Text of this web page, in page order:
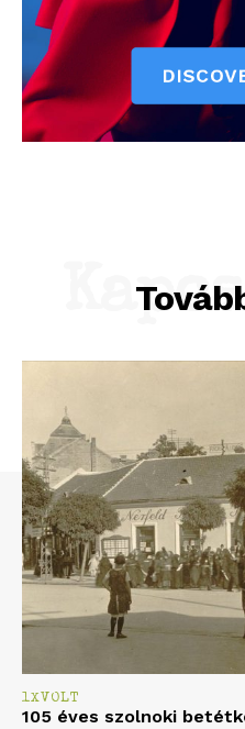
1XVOLT
105 éves szolnoki